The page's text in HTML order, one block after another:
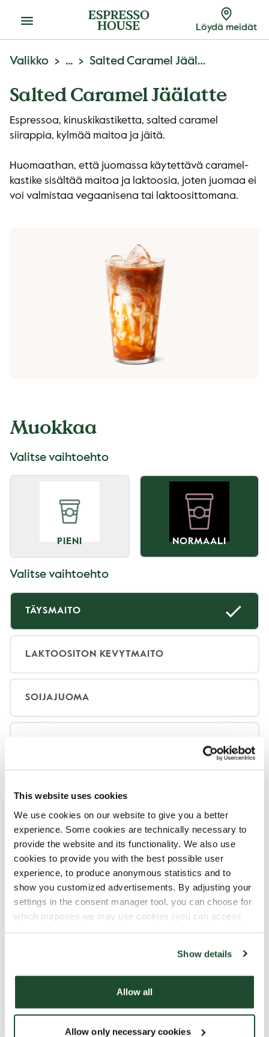
This website uses cookies
We use cookies on our website to give you a better
experience. Some cookies are technically necessary to
provide the website and its functionality. We also use
cookies to provide you with the best possible user
experience, to produce anonymous statistics and to
show you customized advertisements. By adjusting your
settings in the consent manager tool, you can choose for
which purposes we may use cookies (you can access
Show details
Allow all
Allow only necessary cookies
Menu Löydä meidät
Valikko ... Salted Caramel Jäälatte
Salted Caramel Jäälatte
Espressoa, kinuskikastiketta, salted caramel
siirappia, kylmää maitoa ja jäitä.
Huomaathan, että juomassa käytettävä caramel-
kastike sisältää maitoa ja laktoosia, joten juomaa ei
voi valmistaa vegaanisena tai laktoosittomana.
Muokkaa
Valitse vaihtoehto
PIENI NORMAALI
Valitse vaihtoehto
TÄYSMAITO
LAKTOOSITON KEVYTMAITO
SOIJAJUOMA
Mitä se sisältää
Kaikki tuotteemme voivat sisältää pieniä
jäämiä allergeeneista.
tuotteet voivat joutua kosketuksiin toistensa
Lue lisää allergeenioppaastamme.